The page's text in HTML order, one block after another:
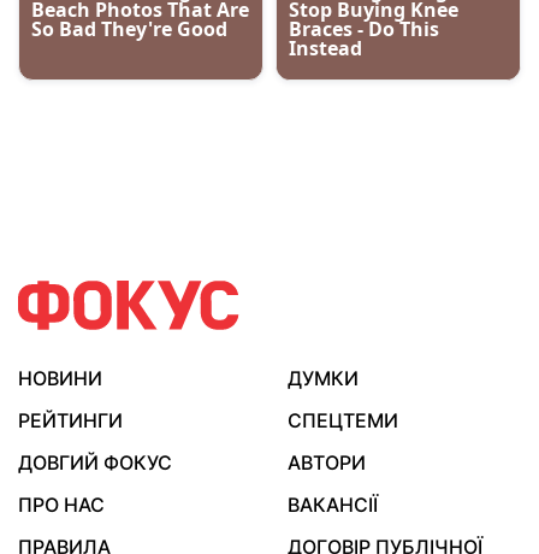
НОВИНИ
ДУМКИ
РЕЙТИНГИ
СПЕЦТЕМИ
ДОВГИЙ ФОКУС
АВТОРИ
ПРО НАС
ВАКАНСІЇ
ПРАВИЛА
ДОГОВІР ПУБЛІЧНОЇ